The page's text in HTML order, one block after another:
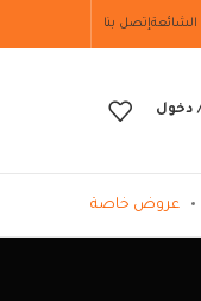
الشائعةإتصل بنا
دخول
عروض خاصة